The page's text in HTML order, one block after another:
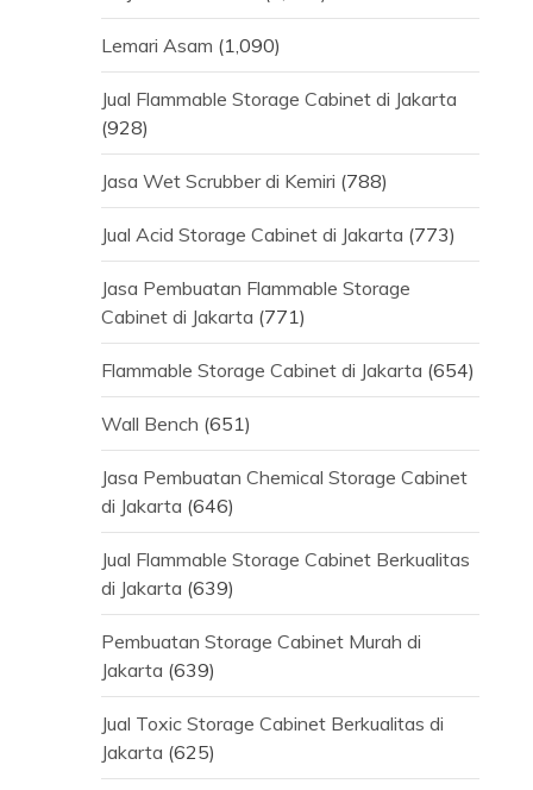
Lemari Asam (1,090)
Jual Flammable Storage Cabinet di Jakarta
(928)
Jasa Wet Scrubber di Kemiri (788)
Jual Acid Storage Cabinet di Jakarta (773)
Jasa Pembuatan Flammable Storage
Cabinet di Jakarta (771)
Flammable Storage Cabinet di Jakarta (654)
Wall Bench (651)
Jasa Pembuatan Chemical Storage Cabinet
di Jakarta (646)
Jual Flammable Storage Cabinet Berkualitas
di Jakarta (639)
Pembuatan Storage Cabinet Murah di
Jakarta (639)
Jual Toxic Storage Cabinet Berkualitas di
Jakarta (625)